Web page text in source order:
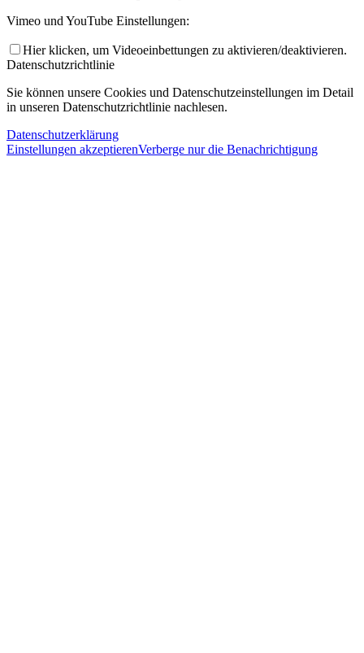
Vimeo und YouTube Einstellungen:
Hier klicken, um Videoeinbettungen zu aktivieren/deaktivieren.
Datenschutzrichtlinie
Sie können unsere Cookies und Datenschutzeinstellungen im Detail
in unseren Datenschutzrichtlinie nachlesen.
Datenschutzerklärung
Einstellungen akzeptierenVerberge nur die Benachrichtigung